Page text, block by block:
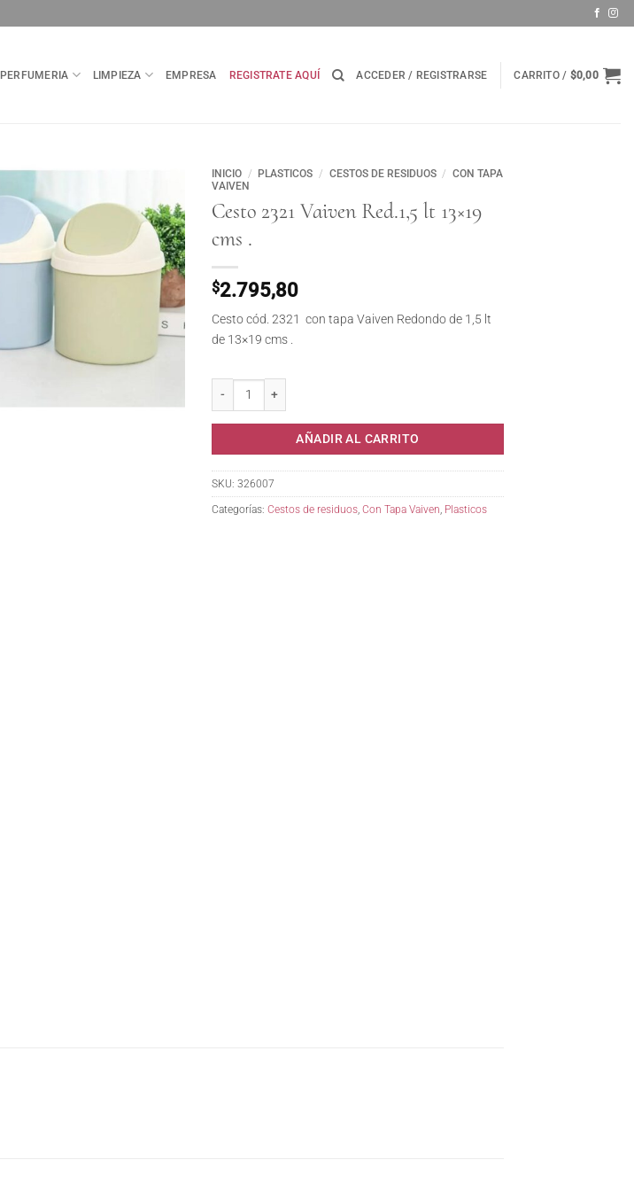
PERFUMERIA LIMPIEZA EMPRESA REGISTRATE AQUÍ ACCEDER / REGISTRARSE CARRITO / $0,00
INICIO / PLASTICOS / CESTOS DE RESIDUOS / CON TAPA
VAIVEN
Cesto 2321 Vaiven Red.1,5 lt 13×19
cms .
$2.795,80
Cesto cód. 2321 con tapa Vaiven Redondo de 1,5 lt
de 13×19 cms .
AÑADIR AL CARRITO
SKU: 326007
Categorías: Cestos de residuos, Con Tapa Vaiven, Plasticos